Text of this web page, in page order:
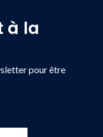
à la
pour être